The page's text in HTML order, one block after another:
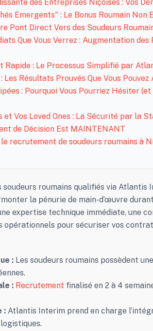
des Entreprises Niçoises : Vos
Emergents" : Le Bonus Roumain Non
Pont Direct Vers des Soudeurs
Que Vous Verrez : Augmentation
Rapide : Le Processus Simplifié par
Les Résultats Prouvés Que Vous Pouvez
: Pourquoi Vous Pourriez Hésiter (et
et Vos Loved Ones : La Sécurité par la
de Décision Est MAINTENANT
le recrutement de soudeurs roumains à
soudeurs roumains qualifiés via Atlantis
la pénurie de main-d’œuvre
expertise technique immédiate, une
opérationnels pour sécuriser vos
: Les soudeurs roumains possèdent
: Recrutement finalisé en 2 à 4
: Atlantis Interim prend en charge